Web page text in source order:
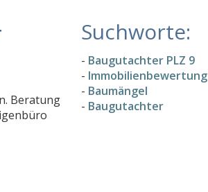
Beratung
Suchworte:
- Baugutachter PLZ 9
- Immobilienbewertung
- Baumängel
- Baugutachter